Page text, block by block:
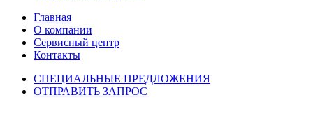
Главная
О компании
Сервисный центр
Контакты
СПЕЦИАЛЬНЫЕ ПРЕДЛОЖЕНИЯ
ОТПРАВИТЬ ЗАПРОС